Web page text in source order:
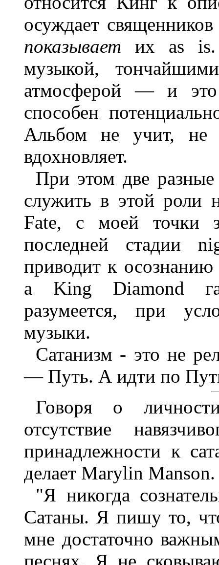
осуждает
показывает их as is.
музыкой,
атмосферой — и
способен
Альбом не учит, не
вдохновляет.
При этом две
служить в этой роли
Fate, с моей точки
последней стадии
приводит к осознанию
а King Diamond
разумеется, при
музыки.
Сатанизм - это не
— Путь. А идти по
Говоря о
отсутствие
принадлежности к
делает Marylin
"Я никогда
Сатаны. Я пишу то,
мне достаточно